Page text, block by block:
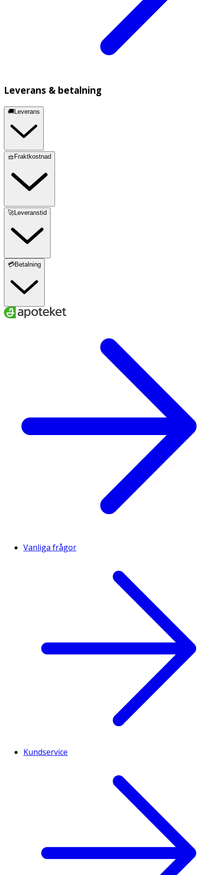
dinatriumfosfatdodekahydrat, natriumklorid och renat
Produkten är fri från konserveringsmedel.
Leverans & betalning
🚚Leverans
🧺Fraktkostnad
🚀Leveranstid
💳Betalning
Vanliga frågor
Kundservice